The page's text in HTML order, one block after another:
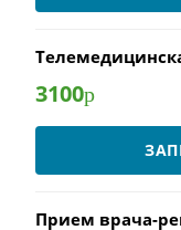
3100р
Прием врача-